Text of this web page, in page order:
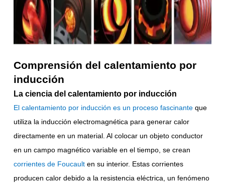
Comprensión del calentamiento por
inducción
La ciencia del calentamiento por inducción
El calentamiento por inducción es un proceso fascinante que
utiliza la inducción electromagnética para generar calor
directamente en un material. Al colocar un objeto conductor
en un campo magnético variable en el tiempo, se crean
corrientes de Foucault en su interior. Estas corrientes
producen calor debido a la resistencia eléctrica, un fenómeno